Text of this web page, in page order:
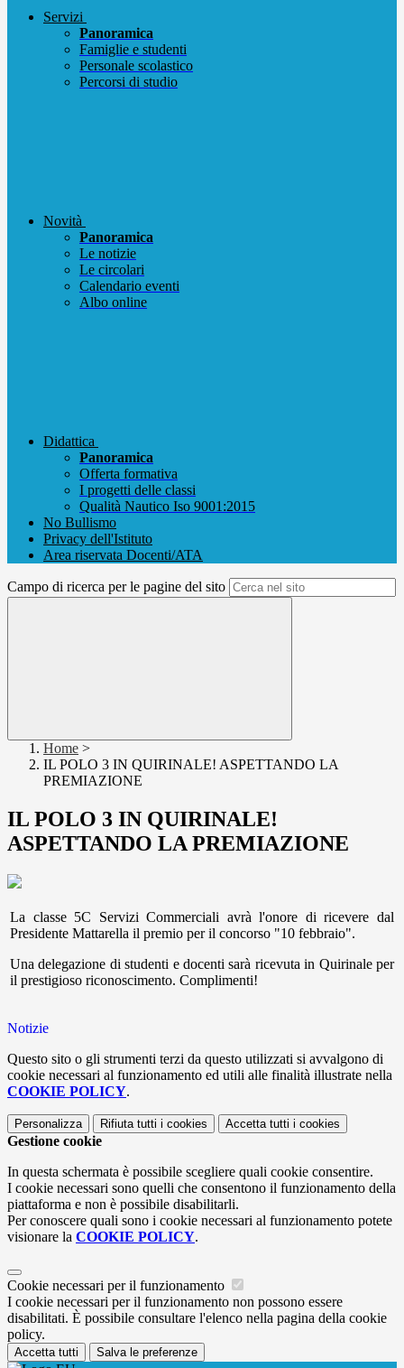
Servizi
Panoramica
Famiglie e studenti
Personale scolastico
Percorsi di studio
Novità
Panoramica
Le notizie
Le circolari
Calendario eventi
Albo online
Didattica
Panoramica
Offerta formativa
I progetti delle classi
Qualità Nautico Iso 9001:2015
No Bullismo
Privacy dell'Istituto
Area riservata Docenti/ATA
Campo di ricerca per le pagine del sito
Home >
IL POLO 3 IN QUIRINALE! ASPETTANDO LA
PREMIAZIONE
IL POLO 3 IN QUIRINALE!
ASPETTANDO LA PREMIAZIONE
La classe 5C Servizi Commerciali avrà l'onore di ricevere dal
Presidente Mattarella il premio per il concorso "10 febbraio".
Una delegazione di studenti e docenti sarà ricevuta in Quirinale per
il prestigioso riconoscimento. Complimenti!
Notizie
Questo sito o gli strumenti terzi da questo utilizzati si avvalgono di
cookie necessari al funzionamento ed utili alle finalità illustrate nella
COOKIE POLICY.
Personalizza Rifiuta tutti i cookies Accetta tutti i cookies
Gestione cookie
In questa schermata è possibile scegliere quali cookie consentire.
I cookie necessari sono quelli che consentono il funzionamento della
piattaforma e non è possibile disabilitarli.
Per conoscere quali sono i cookie necessari al funzionamento potete
visionare la COOKIE POLICY.
Cookie necessari per il funzionamento
I cookie necessari per il funzionamento non possono essere
disabilitati. È possibile consultare l'elenco nella pagina della cookie
policy.
Accetta tutti Salva le preferenze